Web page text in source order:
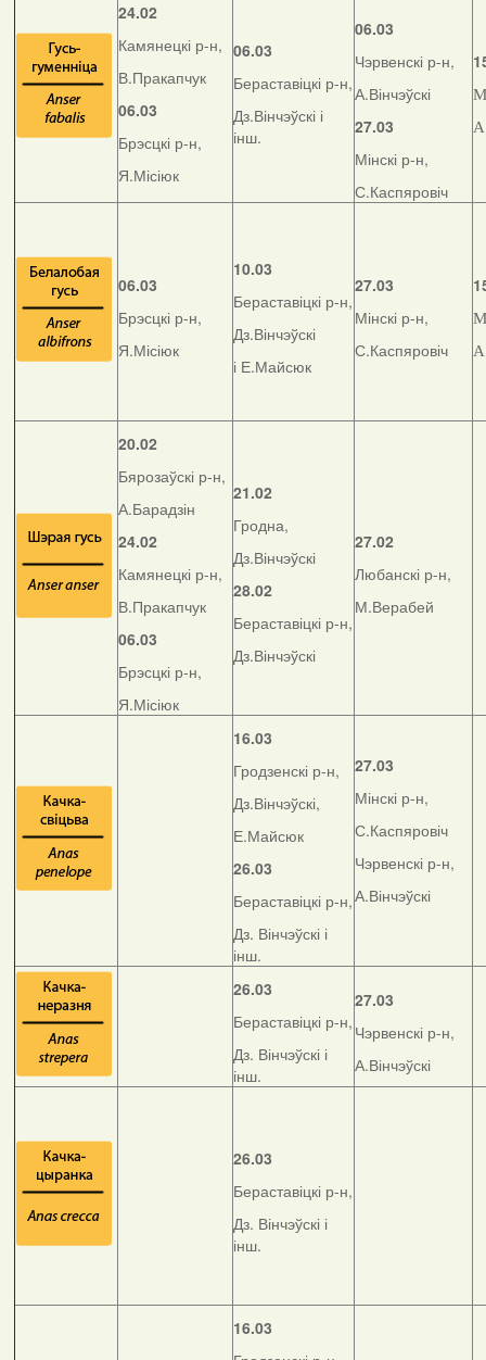
24.02
Камянецкі р-н,
В.Пракапчук
06.03
Брэсцкі р-н,
Я.Місіюк
06.03
Бераставіцкі р-н,
Дз.Вінчэўскі і
інш.
06.03
Чэрвенскі р-н,
А.Вінчэўскі
27.03
Мінскі р-н,
С.Каспяровіч
06.03
Брэсцкі р-н,
Я.Місіюк
10.03
Бераставіцкі р-н,
Дз.Вінчэўскі
і Е.Майсюк
27.03
Мінскі р-н,
С.Каспяровіч
20.02
Бярозаўскі р-н,
А.Барадзін
24.02
Камянецкі р-н,
В.Пракапчук
06.03
Брэсцкі р-н,
Я.Місіюк
21.02
Гродна,
Дз.Вінчэўскі
28.02
Бераставіцкі р-н,
Дз.Вінчэўскі
27.02
Любанскі р-н,
М.Верабей
16.03
Гродзенскі р-н,
Дз.Вінчэўскі,
Е.Майсюк
26.03
Бераставіцкі р-н,
Дз. Вінчэўскі і
інш.
27.03
Мінскі р-н,
С.Каспяровіч
Чэрвенскі р-н,
А.Вінчэўскі
26.03
Бераставіцкі р-н,
Дз. Вінчэўскі і
інш.
27.03
Чэрвенскі р-н,
А.Вінчэўскі
26.03
Бераставіцкі р-н,
Дз. Вінчэўскі і
інш.
16.03